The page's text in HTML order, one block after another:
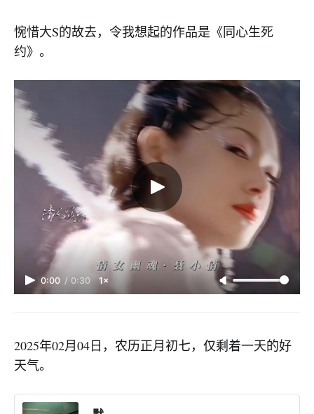
​惋惜大S的故去，令我想起的作品是《同心生死
约》。
0:00 / 0:30 1×
2025年02月04日，农历正月初七，仅剩着一天的好
天气。